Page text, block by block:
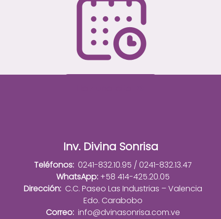
Inv. Divina Sonrisa
Teléfonos: 0241-832.10.95 / 0241-832.13.47
WhatsApp: +58 414-425.20.05
Dirección: C.C. Paseo Las Industrias – Valencia
Edo. Carabobo
Correo: info@dvinasonrisa.com.ve